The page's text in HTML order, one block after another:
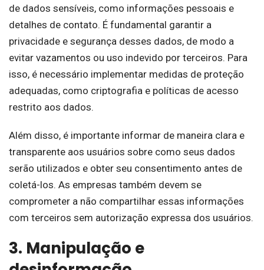
de dados sensíveis, como informações pessoais e
detalhes de contato. É fundamental garantir a
privacidade e segurança desses dados, de modo a
evitar vazamentos ou uso indevido por terceiros. Para
isso, é necessário implementar medidas de proteção
adequadas, como criptografia e políticas de acesso
restrito aos dados.
Além disso, é importante informar de maneira clara e
transparente aos usuários sobre como seus dados
serão utilizados e obter seu consentimento antes de
coletá-los. As empresas também devem se
comprometer a não compartilhar essas informações
com terceiros sem autorização expressa dos usuários.
3. Manipulação e